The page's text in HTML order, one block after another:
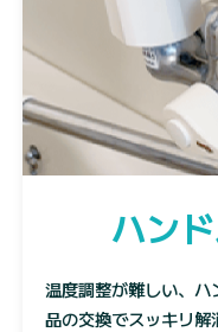
ハン
温度調整が難しい、
品の交換でスッキリ解